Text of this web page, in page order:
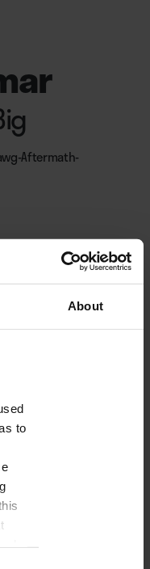
About
to
Aftermath-
en
del
vez